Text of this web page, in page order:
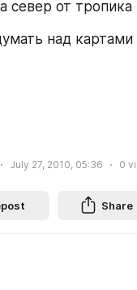
север от тропика
над картами
July 27, 2010, 05:36 0
Share